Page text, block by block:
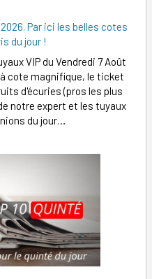
Par ici les belles cotes
du jour !
VIP du Vendredi 7 Août
cote magnifique, le ticket
d'écuries (pros les plus
notre expert et les tuyaux
du jour…